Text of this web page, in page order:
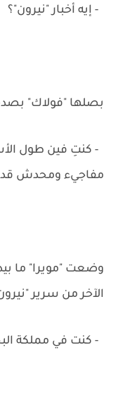
- إيه أخبار "نيرون"؟
بصلها "فولاك"
- كنتِ فين طول
مفاجيء ومحدش
وضعت "مويرا" ما
الآخر من سرير
- كنت في مملكة